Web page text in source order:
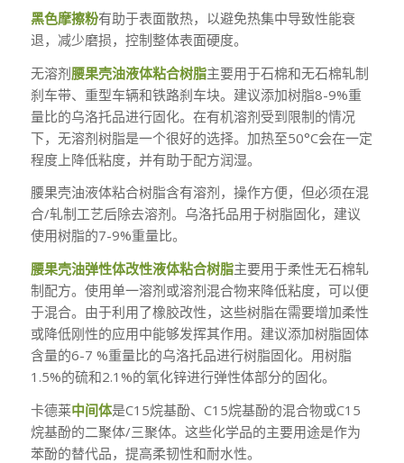
黑色摩擦粉有助于表面散热，以避免热集中导致性能衰
退，减少磨损，控制整体表面硬度。
无溶剂腰果壳油液体粘合树脂主要用于石棉和无石棉轧制
刹车带、重型车辆和铁路刹车块。建议添加树脂8-9%重
量比的乌洛托品进行固化。在有机溶剂受到限制的情况
下，无溶剂树脂是一个很好的选择。加热至50°C会在一定
程度上降低粘度，并有助于配方润湿。
腰果壳油液体粘合树脂含有溶剂，操作方便，但必须在混
合/轧制工艺后除去溶剂。乌洛托品用于树脂固化，建议
使用树脂的7-9%重量比。
腰果壳油弹性体改性液体粘合树脂主要用于柔性无石棉轧
制配方。使用单一溶剂或溶剂混合物来降低粘度，可以便
于混合。由于利用了橡胶改性，这些树脂在需要增加柔性
或降低刚性的应用中能够发挥其作用。建议添加树脂固体
含量的6-7 %重量比的乌洛托品进行树脂固化。用树脂
1.5%的硫和2.1%的氧化锌进行弹性体部分的固化。
卡德莱中间体是C15烷基酚、C15烷基酚的混合物或C15
烷基酚的二聚体/三聚体。这些化学品的主要用途是作为
苯酚的替代品，提高柔韧性和耐水性。